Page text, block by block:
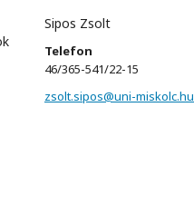
Sipos Zsolt
Telefon
46/365-541/22-15
zsolt.sipos@uni-miskolc.hu